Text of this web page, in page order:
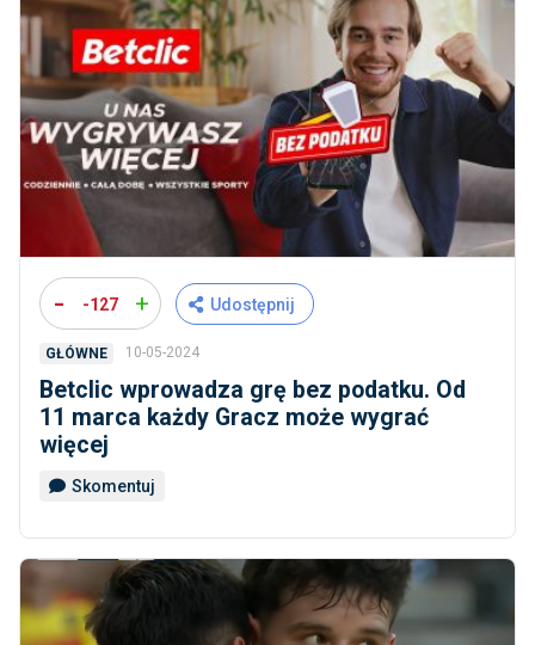
- -127 + Udostępnij
GŁÓWNE 10-05-2024
Betclic wprowadza grę bez podatku. Od
11 marca każdy Gracz może wygrać
więcej
Skomentuj